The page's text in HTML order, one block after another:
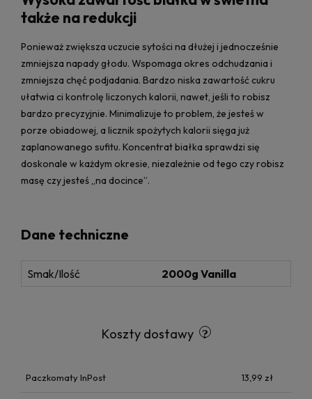
także na redukcji
Ponieważ zwiększa uczucie sytości na dłużej i jednocześnie
zmniejsza napady głodu. Wspomaga okres odchudzania i
zmniejsza chęć podjadania. Bardzo niska zawartość cukru
ułatwia ci kontrolę liczonych kalorii, nawet, jeśli to robisz
bardzo precyzyjnie. Minimalizuje to problem, że jesteś w
porze obiadowej, a licznik spożytych kalorii sięga już
zaplanowanego sufitu. Koncentrat białka sprawdzi się
doskonale w każdym okresie, niezależnie od tego czy robisz
masę czy jesteś „na docince”.
Dane techniczne
Smak/Ilość 2000g Vanilla
Koszty dostawy
Paczkomaty InPost 13,99 zł